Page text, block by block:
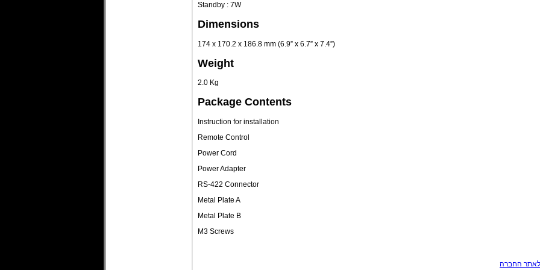
Standby : 7W
Dimensions
174 x 170.2 x 186.8 mm (6.9” x 6.7” x 7.4”)
Weight
2.0 Kg
Package Contents
Instruction for installation
Remote Control
Power Cord
Power Adapter
RS-422 Connector
Metal Plate A
Metal Plate B
M3 Screws
לאתר החברה